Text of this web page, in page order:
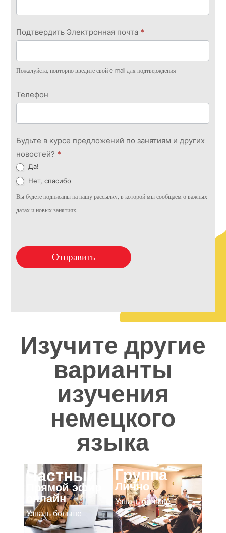
Подтвердить Электронная почта *
Пожалуйста, повторно введите свой e-mail для подтверждения
Телефон
Будьте в курсе предложений по занятиям и других
новостей? *
Да!
Нет, спасибо
Вы будете подписаны на нашу рассылку, в которой мы сообщаем о важных
датах и новых занятиях.
Отправить
Изучите другие
варианты
изучения
немецкого
языка
Частный
Прямой эфир
онлайн
Узнать больше
Группа
Лично
Узнать больше